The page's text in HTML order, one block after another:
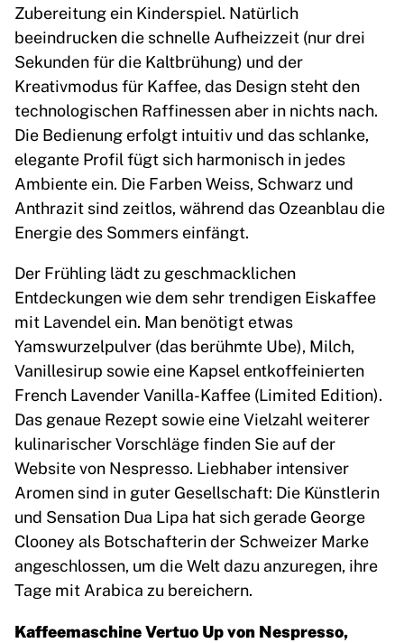
Zubereitung ein Kinderspiel. Natürlich
beeindrucken die schnelle Aufheizzeit (nur drei
Sekunden für die Kaltbrühung) und der
Kreativmodus für Kaffee, das Design steht den
technologischen Raffinessen aber in nichts nach.
Die Bedienung erfolgt intuitiv und das schlanke,
elegante Profil fügt sich harmonisch in jedes
Ambiente ein. Die Farben Weiss, Schwarz und
Anthrazit sind zeitlos, während das Ozeanblau die
Energie des Sommers einfängt.
Der Frühling lädt zu geschmacklichen
Entdeckungen wie dem sehr trendigen Eiskaffee
mit Lavendel ein. Man benötigt etwas
Yamswurzelpulver (das berühmte Ube), Milch,
Vanillesirup sowie eine Kapsel entkoffeinierten
French Lavender Vanilla-Kaffee (Limited Edition).
Das genaue Rezept sowie eine Vielzahl weiterer
kulinarischer Vorschläge finden Sie auf der
Website von Nespresso. Liebhaber intensiver
Aromen sind in guter Gesellschaft: Die Künstlerin
und Sensation Dua Lipa hat sich gerade George
Clooney als Botschafterin der Schweizer Marke
angeschlossen, um die Welt dazu anzuregen, ihre
Tage mit Arabica zu bereichern.
Kaffeemaschine Vertuo Up von Nespresso,